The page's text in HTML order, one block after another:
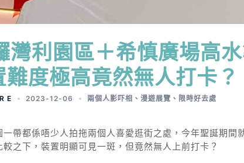
灣利園區＋希慎廣場高
度極高竟然無人打卡？
E 2023-12-06 兩個人影吓相 、 漫遊展覽 、 限時好去處
帶都係唔少人拍拖兩個人喜愛逛街之處，今年聖誕期間
之下，裝置明顯可見一斑，但竟然無人上前打卡？